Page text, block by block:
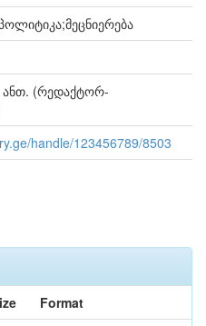
ანთ. (რედაქტორ-
handle/123456789/8503
Format